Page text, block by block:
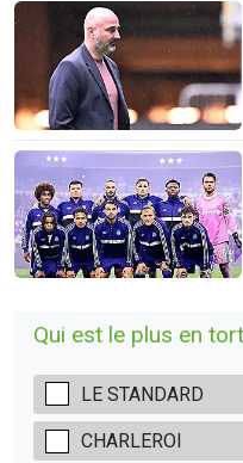
Qui est le plus en
LE STANDARD
CHARLEROI